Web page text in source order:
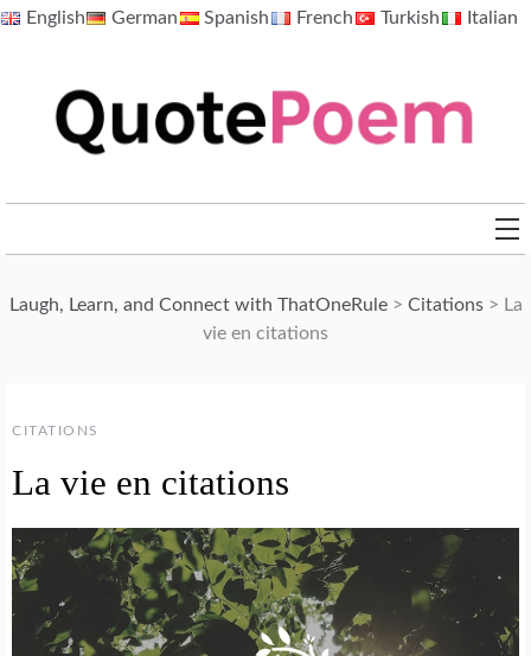
SkipEnglish German Spanish French Turkish Italian
Laugh, Learn, and Connect with ThatOneRule> Citations> La
vie en citations
CITATIONS
La vie en citations